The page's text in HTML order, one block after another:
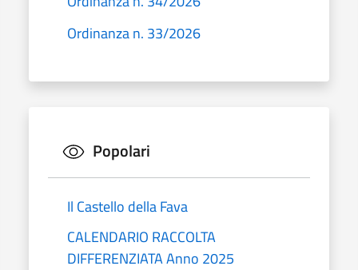
Ordinanza n. 33/2026
Popolari
Il Castello della Fava
CALENDARIO RACCOLTA
DIFFERENZIATA Anno 2025